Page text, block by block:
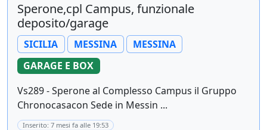
Sperone,cpl Campus, funzionale
deposito/garage
SICILIA MESSINA
MESSINA
GARAGE E BOX
Vs289 - Sperone al Complesso Campus il Gruppo
Chronocasacon Sede in Messin ...
Inserito: 7 mesi fa alle 19:53